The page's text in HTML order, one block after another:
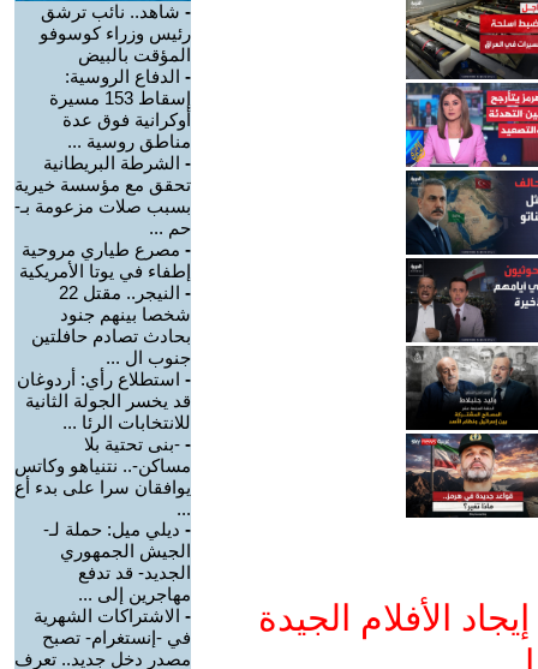
الأفلام الجيدة
- شاهد.. نائب ترشق
رئيس وزراء كوسوفو
المؤقت بالبيض
- الدفاع الروسية:
إسقاط 153 مسيرة
أوكرانية فوق عدة
مناطق روسية ...
- الشرطة البريطانية
تحقق مع مؤسسة خيرية
بسبب صلات مزعومة بـ-
حم ...
- مصرع طياري مروحية
إطفاء في يوتا الأمريكية
-
النيجر.. مقتل 22
شخصا بينهم جنود
بحادث تصادم حافلتين
جنوب ال ...
- استطلاع رأي: أردوغان
قد يخسر الجولة الثانية
للانتخابات الرئا ...
- -بنى تحتية بلا
مساكن-.. نتنياهو وكاتس
يوافقان سرا على بدء أع
...
- ديلي ميل: حملة لـ-
الجيش الجمهوري
الجديد- قد تدفع
مهاجرين إلى ...
- الاشتراكات الشهرية
في -إنستغرام- تصبح
مصدر دخل جديد.. تعرف